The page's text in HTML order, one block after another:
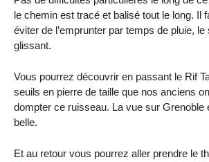
le chemin est tracé et balisé tout le long. Il
éviter de l’emprunter par temps de pluie,
glissant.
Vous pourrez découvrir en passant le Rif
seuils en pierre de taille que nos anciens
dompter ce ruisseau. La vue sur Grenoble
belle.
Et au retour vous pourrez aller prendre le